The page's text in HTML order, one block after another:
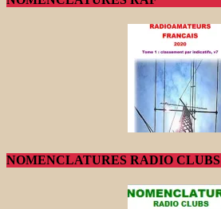
NOMENCLATURES RADIO CLUBS